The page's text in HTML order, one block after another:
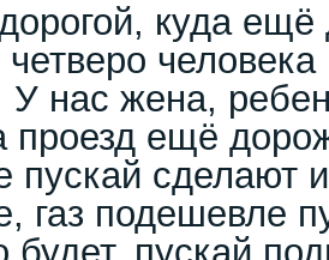
куда
нас жена,
проезд ещё
пускай сделают
газ подешевле